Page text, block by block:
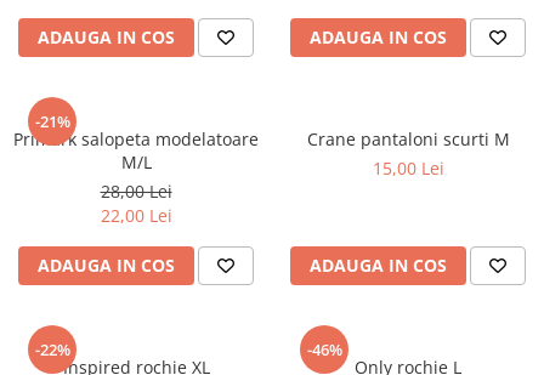
Fuste
Hanorace
Lenjerii si pijamale
Pantaloni scurti
Rochii
Pulovere
sport
Tricouri si maiouri
Pantaloni scurti
Rochii&Fuste/Sacouri
Salopete
Tricouri si maiouri
veste
ADAUGA IN COS ADAUGA IN COS
-21%
Primark salopeta modelatoare
M/L
28,00 Lei
22,00 Lei
ADAUGA IN COS
Crane pantaloni scurti M
15,00 Lei
ADAUGA IN COS
-22%
Inspired rochie XL
-46%
Only rochie L